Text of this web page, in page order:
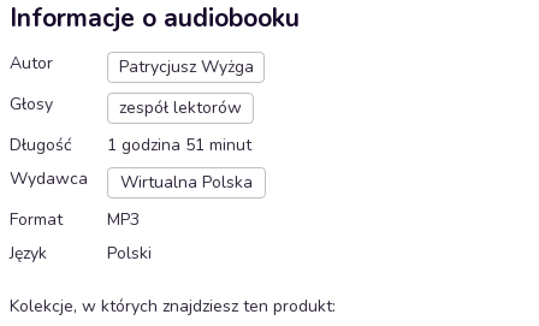
Informacje o audiobooku
Autor
Patrycjusz Wyżga
Głosy
zespół lektorów
Długość
1 godzina 51 minut
Wydawca
Wirtualna Polska
Format
MP3
Język
Polski
Kolekcje, w których znajdziesz ten produkt: